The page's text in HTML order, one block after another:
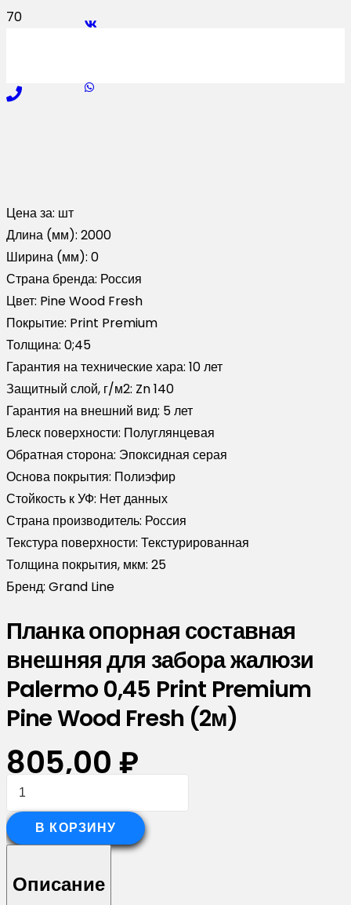
Цена за: шт
Длина (мм): 2000
Ширина (мм): 0
Страна бренда: Россия
Цвет: Pine Wood Fresh
Покрытие: Print Premium
Толщина: 0;45
Гарантия на технические хара: 10 лет
Защитный слой, г/м2: Zn 140
Гарантия на внешний вид: 5 лет
Блеск поверхности: Полуглянцевая
Обратная сторона: Эпоксидная серая
Основа покрытия: Полиэфир
Стойкость к УФ: Нет данных
Страна производитель: Россия
Текстура поверхности: Текстурированная
Толщина покрытия, мкм: 25
Бренд: Grand Line
Планка опорная составная
внешняя для забора жалюзи
Palermo 0,45 Print Premium
Pine Wood Fresh (2м)
805,00 ₽
Количество
Планка
опорная
внешняя
В КОРЗИНУ
Описание